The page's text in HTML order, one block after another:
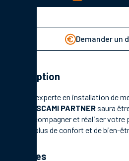
Demander un
Description
Société experte en installation de
SCAMI PARTNER​​​​​​​ saura
vous accompagner et réaliser
A la clé, plus de confort et de bien-
Horaires